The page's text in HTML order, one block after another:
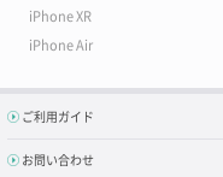
iPhone XR
iPhone Air
ご利用ガイド
お問い合わせ